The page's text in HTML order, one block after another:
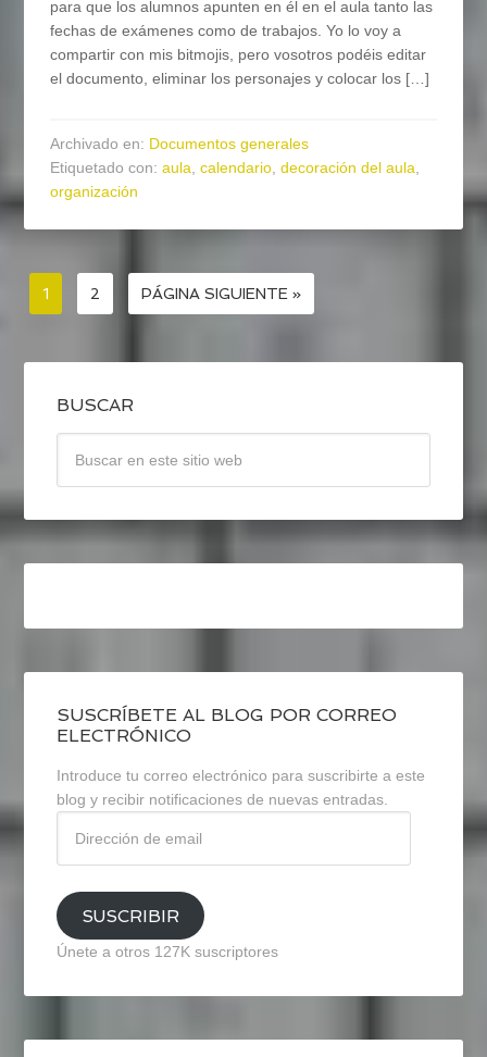
para que los alumnos apunten en él en el aula tanto las
fechas de exámenes como de trabajos. Yo lo voy a
compartir con mis bitmojis, pero vosotros podéis editar
el documento, eliminar los personajes y colocar los […]
Archivado en: Documentos generales
Etiquetado con:aula,calendario,decoración del aula,
organización
1 2 PÁGINA SIGUIENTE »
BUSCAR
SUSCRÍBETE AL BLOG POR CORREO
ELECTRÓNICO
Introduce tu correo electrónico para suscribirte a este
blog y recibir notificaciones de nuevas entradas.
email
SUSCRIBIR
Únete a otros 127K suscriptores